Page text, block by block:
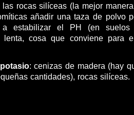
rocas silíceas (la mejor
añadir una taza de polvo
a estabilizar el PH (en suelos
lenta, cosa que conviene para
: cenizas de madera (hay
cantidades), rocas silíceas.